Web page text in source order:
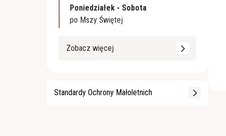
Poniedziałek - Sobota
po Mszy Świętej
Zobacz więcej
Standardy Ochrony Małoletnich